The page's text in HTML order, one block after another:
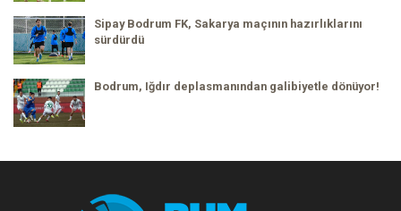
Sipay Bodrum FK, Sakarya maçının hazırlıklarını
sürdürdü
Bodrum, Iğdır deplasmanından galibiyetle dönüyor!